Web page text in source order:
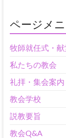
ページメ
牧師就任式・
私たちの教会
礼拝・集会案内
教会学校
説教要旨
教会Q&A